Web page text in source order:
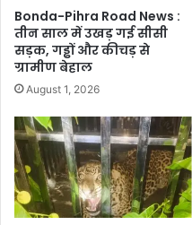
Bonda-Pihra Road News :
तीन साल में उखड़ गई सीसी
सड़क, गड्ढों और कीचड़ से
ग्रामीण बेहाल
August 1, 2026